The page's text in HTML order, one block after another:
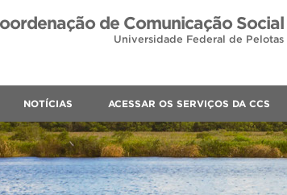
de Comunicação Social
Universidade Federal de Pelotas
NOTÍCIAS ACESSAR OS SERVIÇOS DA CCS